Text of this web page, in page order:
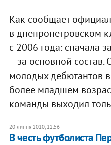
Как сообщает
в днепропетровском
с 2006 года: сначала
– за основной
молодых дебютантов
более младшем
команды выходил
20 липня 2010, 12:56
В честь футболиста